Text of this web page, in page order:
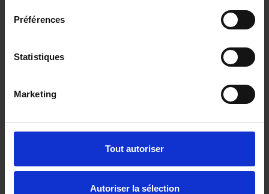
Préférences
Statistiques
Marketing
Tout autoriser
Autoriser la sélection
205 BVA10 E-4WD TREMOR COVER 4PL